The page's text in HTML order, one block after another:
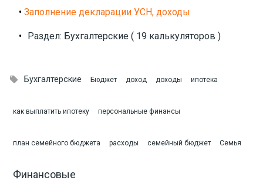
• Заполнение декларации УСН, доходы
• Раздел: Бухгалтерские ( 19 калькуляторов )
 Бухгалтерские Бюджет доход доходы ипотека
как выплатить ипотеку персональные финансы
план семейного бюджета расходы семейный бюджет Семья
Финансовые